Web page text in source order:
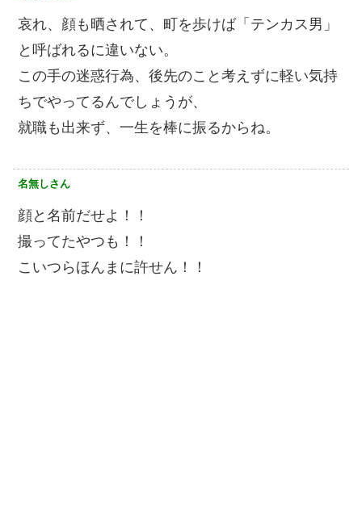
哀れ、顔も晒されて、町を歩けば「テンカス男」
と呼ばれるに違いない。
この手の迷惑行為、後先のこと考えずに軽い気持
ちでやってるんでしょうが、
就職も出来ず、一生を棒に振るからね。
名無しさん
顔と名前だせよ！！
撮ってたやつも！！
こいつらほんまに許せん！！